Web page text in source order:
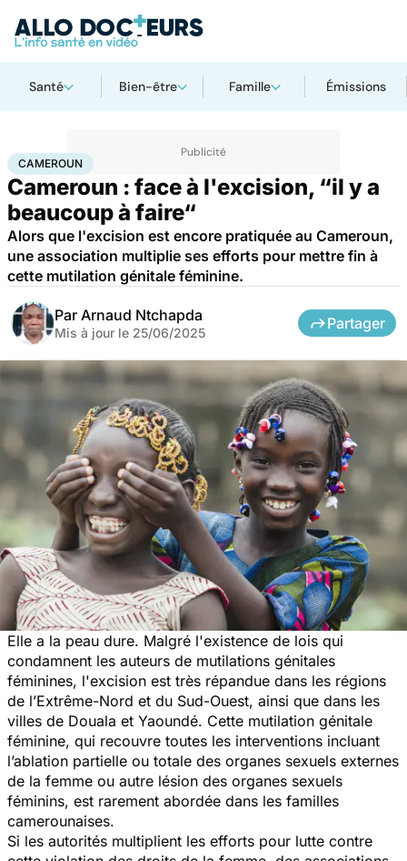
Santé Bien-être Famille Émissions
AccueilSanté Cameroun
CAMEROUN
Cameroun : face à l'excision, “il y a
beaucoup à faire“
Alors que l'excision est encore pratiquée au Cameroun,
une association multiplie ses efforts pour mettre fin à
cette mutilation génitale féminine.
Par Arnaud Ntchapda
Mis à jour le 25/06/2025
Partager
Elle a la peau dure. Malgré l'existence de lois qui
condamnent les auteurs de mutilations génitales
féminines, l'excision est très répandue dans les régions
de l’Extrême-Nord et du Sud-Ouest, ainsi que dans les
villes de Douala et Yaoundé. Cette mutilation génitale
féminine, qui recouvre toutes les interventions incluant
l’ablation partielle ou totale des organes sexuels externes
de la femme ou autre lésion des organes sexuels
féminins, est rarement abordée dans les familles
camerounaises.
Si les autorités multiplient les efforts pour lutte contre